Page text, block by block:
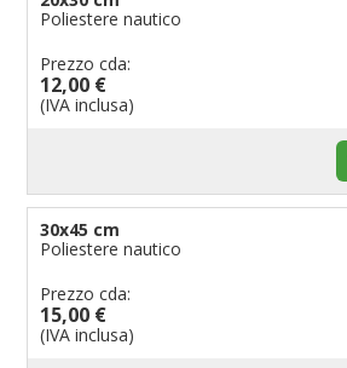
Bandiere per ambasciate
Bandiere per riserve naturali e parchi
Bandiere per musicisti
pennoni per bandiere
Poliestere nautico
Prezzo cda:
12,00 €
(IVA inclusa)
30x45 cm
Poliestere nautico
Prezzo cda:
15,00 €
(IVA inclusa)